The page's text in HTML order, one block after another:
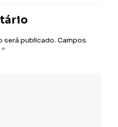
será publicado. Campos
*